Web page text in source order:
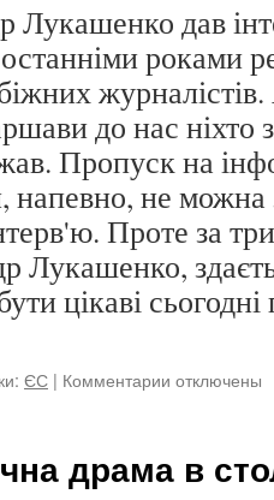
Молдови
угоду
про
співпрацю
для
реалізації
інноваційних
ідей
різних
областях
Лукашенко дав
роками
до нас ніхто
Пропуск на
напевно, не
Проте за
Лукашенко,
цікаві
ЄС | Комментарии к
відвертість
отключены
драма в